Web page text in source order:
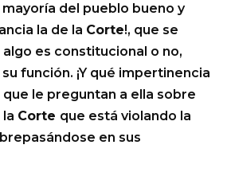
del pueblo bueno y
la de la Corte!, que se
es constitucional o no,
función. ¡Y qué impertinencia
le preguntan a ella sobre
la Corte que está violando la
en sus